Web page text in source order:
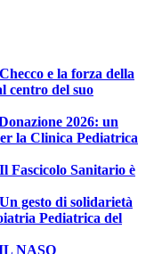
Checco e la forza della
centro del suo
2026: un
la Clinica Pediatrica
Il Fascicolo Sanitario è
Un gesto di solidarietà
Pediatrica del
NASO